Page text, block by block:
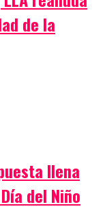
de la
llena
del Niño